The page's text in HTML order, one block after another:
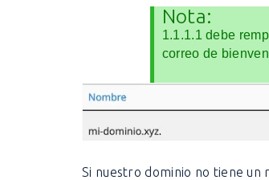
Nota:
1.1.1.1 debe
correo de
Si nuestro dominio no tiene un